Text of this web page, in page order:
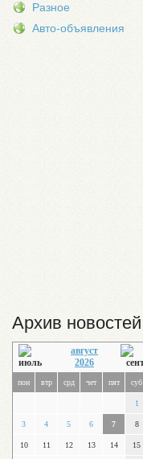
Разное
Авто-объявления
Архив новостей
август
2026
пон втр срд чет пят суб
1
3 4 5 6 7 8
10 11 12 13 14 15